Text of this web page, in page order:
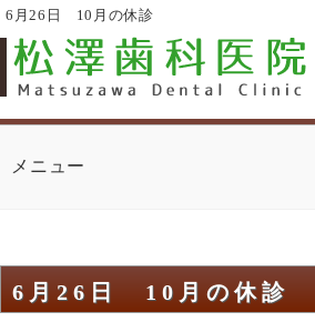
6月26日 10月の休診
メニュー
診療・治療内容
6月26日 10月の休診